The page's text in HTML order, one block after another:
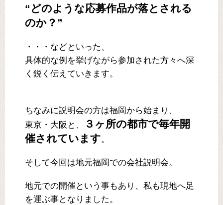
“どのような応募作品が落とされる
のか？”
・・・などといった、
具体的な例を挙げながら参加された方々へ深
く鋭く伝えていきます。
ちなみに説明会の方は福岡から始まり、
東京・大阪と、
３ヶ所の都市で毎年開
催されています。
そして今回は地元福岡での会社説明会。
地元での開催という事もあり、私も現地へ足
を運ぶ事となりました。